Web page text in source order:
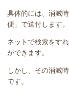
具体的には、消滅
便」で送付します。
ネットで検索をす
ができます。
しかし、その消滅
です。